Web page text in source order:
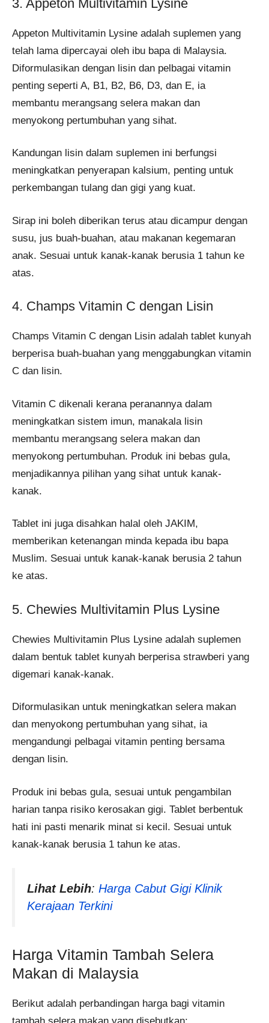
3. Appeton Multivitamin Lysine
Appeton Multivitamin Lysine adalah suplemen yang
telah lama dipercayai oleh ibu bapa di Malaysia.
Diformulasikan dengan lisin dan pelbagai vitamin
penting seperti A, B1, B2, B6, D3, dan E, ia
membantu merangsang selera makan dan
menyokong pertumbuhan yang sihat.
Kandungan lisin dalam suplemen ini berfungsi
meningkatkan penyerapan kalsium, penting untuk
perkembangan tulang dan gigi yang kuat.
Sirap ini boleh diberikan terus atau dicampur dengan
susu, jus buah-buahan, atau makanan kegemaran
anak. Sesuai untuk kanak-kanak berusia 1 tahun ke
atas.
4. Champs Vitamin C dengan Lisin
Champs Vitamin C dengan Lisin adalah tablet kunyah
berperisa buah-buahan yang menggabungkan vitamin
C dan lisin.
Vitamin C dikenali kerana peranannya dalam
meningkatkan sistem imun, manakala lisin
membantu merangsang selera makan dan
menyokong pertumbuhan. Produk ini bebas gula,
menjadikannya pilihan yang sihat untuk kanak-
kanak.
Tablet ini juga disahkan halal oleh JAKIM,
memberikan ketenangan minda kepada ibu bapa
Muslim. Sesuai untuk kanak-kanak berusia 2 tahun
ke atas.
5. Chewies Multivitamin Plus Lysine
Chewies Multivitamin Plus Lysine adalah suplemen
dalam bentuk tablet kunyah berperisa strawberi yang
digemari kanak-kanak.
Diformulasikan untuk meningkatkan selera makan
dan menyokong pertumbuhan yang sihat, ia
mengandungi pelbagai vitamin penting bersama
dengan lisin.
Produk ini bebas gula, sesuai untuk pengambilan
harian tanpa risiko kerosakan gigi. Tablet berbentuk
hati ini pasti menarik minat si kecil. Sesuai untuk
kanak-kanak berusia 1 tahun ke atas.
Lihat Lebih: Harga Cabut Gigi Klinik
Kerajaan Terkini
Harga Vitamin Tambah Selera
Makan di Malaysia
Berikut adalah perbandingan harga bagi vitamin
tambah selera makan yang disebutkan:​